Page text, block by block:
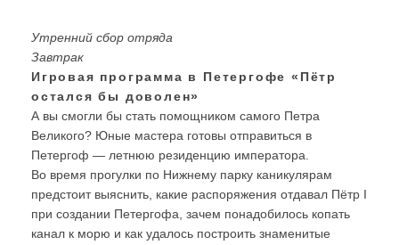
Утренний сбор отряда
Завтрак
Игровая программа в Петергофе «Пётр
остался бы доволен»
А вы смогли бы стать помощником самого Петра
Великого? Юные мастера готовы отправиться в
Петергоф — летнюю резиденцию императора.
Во время прогулки по Нижнему парку каникулярам
предстоит выяснить, какие распоряжения отдавал Пётр I
при создании Петергофа, зачем понадобилось копать
канал к морю и как удалось построить знаменитые